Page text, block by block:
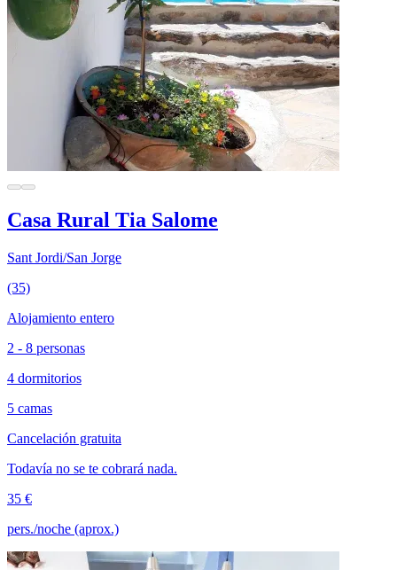
Casa Rural Tia Salome
Sant Jordi/San Jorge
(35)
Alojamiento entero
2 - 8 personas
4 dormitorios
5 camas
Cancelación gratuita
Todavía no se te cobrará nada.
35 €
pers./noche (aprox.)